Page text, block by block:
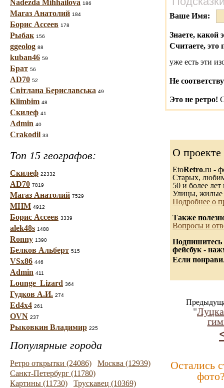
Nadezda Mihhailova 186
Магаз Анатолий 184
Борис Ассеев 178
Рыбак 156
ggeolog 88
kuban46 59
Брат 56
AD70 52
Світлана Бериславська 49
Klimbim 48
Скилеф 41
Admin 40
Crakodil 33
Топ 15 географов:
Скилеф 22332
AD70 7819
Магаз Анатолий 7529
МНМ 4912
Борис Ассеев 3339
alek48s 1488
Ronny 1390
Белков Альберт 515
VSx86 446
Admin 411
Lounge_Lizard 364
Гудков А.И. 274
Ed4x4 261
OVN 237
Рыковкин Владимир 225
Популярные города
Ретро открытки (24086)
Москва (12939)
Санкт-Петербург (11780)
Картины (11730)
Трускавец (10369)
Ваше Имя:
Знаете, какой
Считаете, это
уже есть эти
Не
Это не ретро!
О проекте
EtoRetro.ru -
Старых,
50 и более лет
Улицы, жилые
Подробнее о
Также
Вопросы и
Подпишитесь
фейсбук -
Если
"
Остались